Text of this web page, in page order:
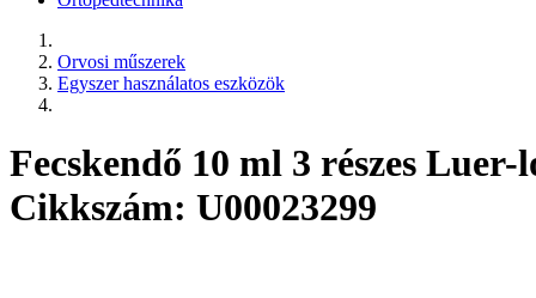
Orvosi műszerek
Egyszer használatos eszközök
Fecskendő 10 ml 3 részes Luer-
Cikkszám: U00023299